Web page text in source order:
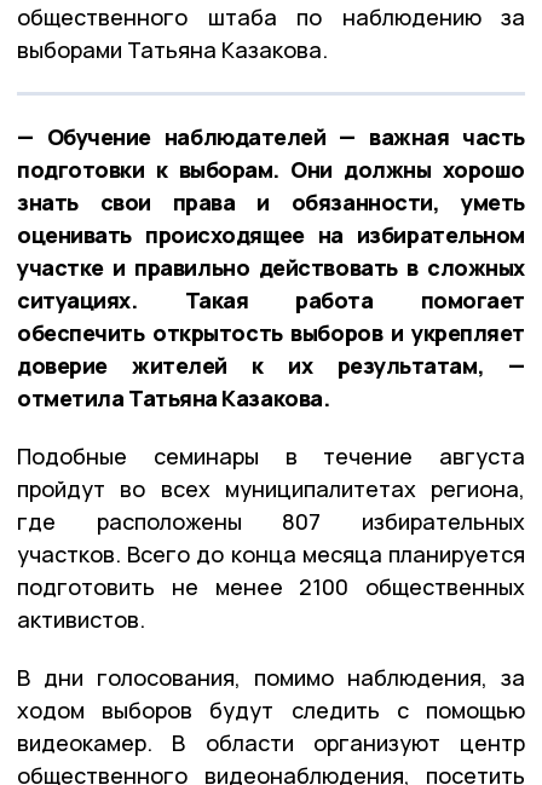
общественного штаба по наблюдению за
выборами Татьяна Казакова.
— Обучение наблюдателей — важная часть
подготовки к выборам. Они должны хорошо
знать свои права и обязанности, уметь
оценивать происходящее на избирательном
участке и правильно действовать в сложных
ситуациях. Такая работа помогает
обеспечить открытость выборов и укрепляет
доверие жителей к их результатам, —
отметила Татьяна Казакова.
Подобные семинары в течение августа
пройдут во всех муниципалитетах региона,
где расположены 807 избирательных
участков. Всего до конца месяца планируется
подготовить не менее 2100 общественных
активистов.
В дни голосования, помимо наблюдения, за
ходом выборов будут следить с помощью
видеокамер. В области организуют центр
общественного видеонаблюдения, посетить